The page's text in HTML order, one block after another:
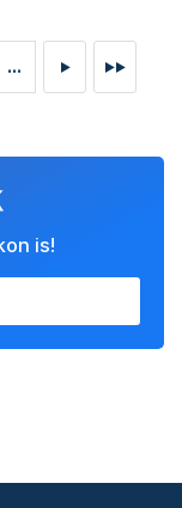
... ► ►►
is!